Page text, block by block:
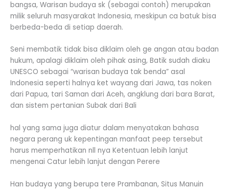
bangsa, Warisan budaya sk (sebagai contoh) merupakan
milik seluruh masyarakat Indonesia, meskipun ca batuk bisa
berbeda-beda di setiap daerah.
Seni membatik tidak bisa diklaim oleh ge angan atau badan
hukum, apalagi diklaim oleh pihak asing, Batik sudah diaku
UNESCO sebagai “warisan budaya tak benda” asal
Indonesia seperti halnya ket wayang dari Jawa, tas noken
dari Papua, tari Saman dari Aceh, angklung dari bara Barat,
dan sistem pertanian Subak dari Bali
hal yang sama juga diatur dalam menyatakan bahasa
negara perang uk kepentingan manfaat peep tersebut
harus memperhatikan nll nya Ketentuan lebih lanjut
mengenai Catur lebih lanjut dengan Perere
Han budaya yang berupa tere Prambanan, Situs Manuin